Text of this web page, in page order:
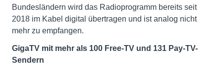
Bundesländern wird das Radioprogramm bereits seit
2018 im Kabel digital übertragen und ist analog nicht
mehr zu empfangen.
GigaTV mit mehr als 100 Free-TV und 131 Pay-TV-
Sendern